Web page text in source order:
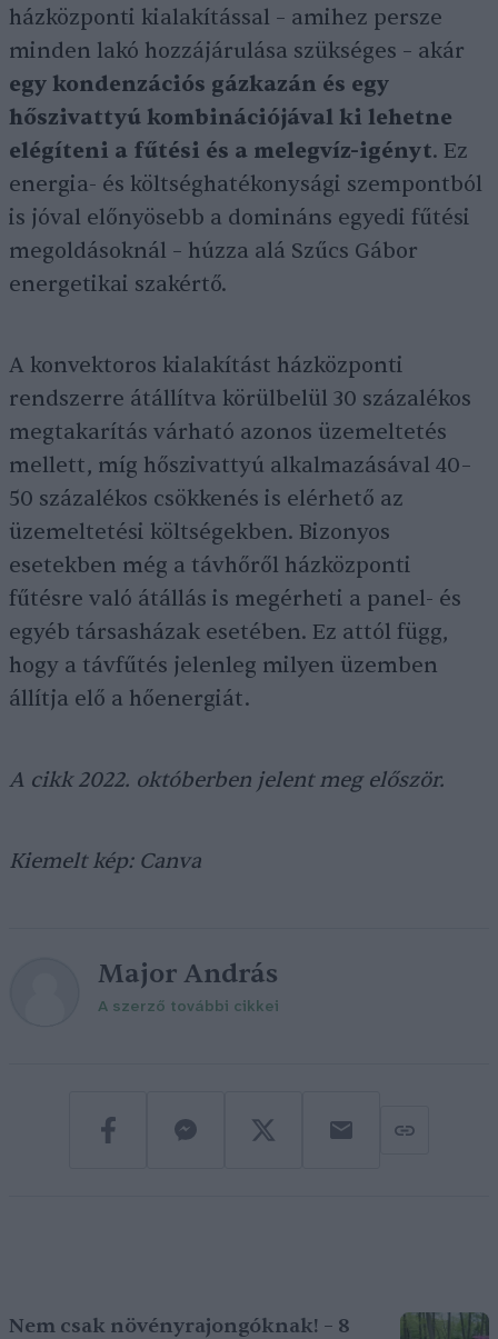
házközponti kialakítással – amihez persze
minden lakó hozzájárulása szükséges – akár
egy kondenzációs gázkazán és egy
hőszivattyú kombinációjával ki lehetne
elégíteni a fűtési és a melegvíz-igényt. Ez
energia- és költséghatékonysági szempontból
is jóval előnyösebb a domináns egyedi fűtési
megoldásoknál – húzza alá Szűcs Gábor
energetikai szakértő.
A konvektoros kialakítást házközponti
rendszerre átállítva körülbelül 30 százalékos
megtakarítás várható azonos üzemeltetés
mellett, míg hőszivattyú alkalmazásával 40–
50 százalékos csökkenés is elérhető az
üzemeltetési költségekben. Bizonyos
esetekben még a távhőről házközponti
fűtésre való átállás is megérheti a panel- és
egyéb társasházak esetében. Ez attól függ,
hogy a távfűtés jelenleg milyen üzemben
állítja elő a hőenergiát.
A cikk 2022. októberben jelent meg először.
Kiemelt kép: Canva
Major András
A szerző további cikkei
Nem csak növényrajongóknak! – 8